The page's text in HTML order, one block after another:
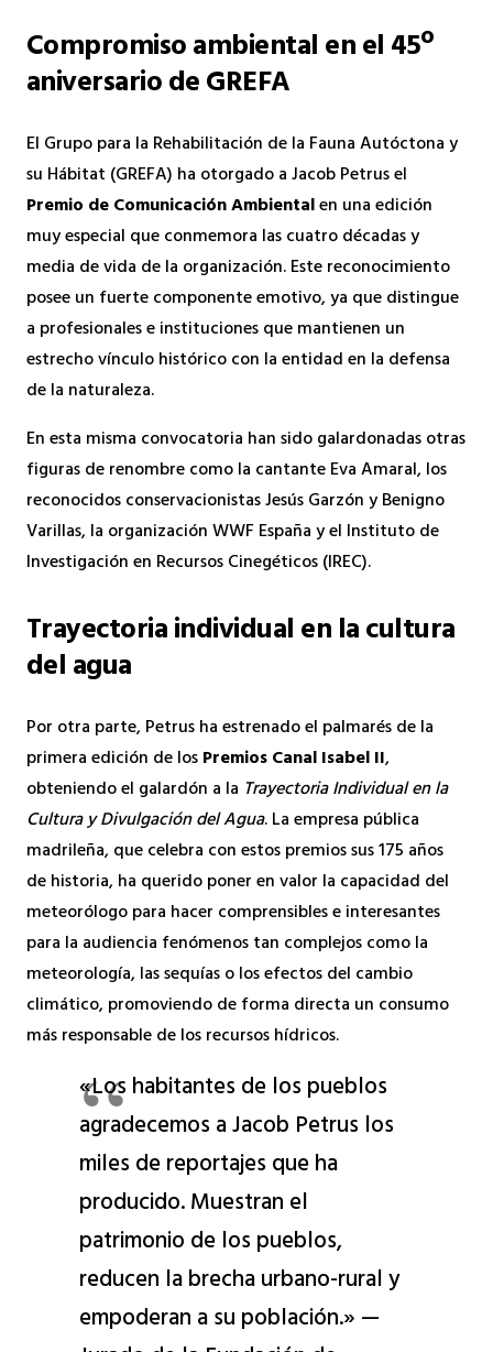
Compromiso ambiental en el 45º
aniversario de GREFA
El Grupo para la Rehabilitación de la Fauna Autóctona y
su Hábitat (GREFA) ha otorgado a Jacob Petrus el
Premio de Comunicación Ambientalen una edición
muy especial que conmemora las cuatro décadas y
media de vida de la organización. Este reconocimiento
posee un fuerte componente emotivo, ya que distingue
a profesionales e instituciones que mantienen un
estrecho vínculo histórico con la entidad en la defensa
de la naturaleza.
En esta misma convocatoria han sido galardonadas otras
figuras de renombre como la cantante Eva Amaral, los
reconocidos conservacionistas Jesús Garzón y Benigno
Varillas, la organización WWF España y el Instituto de
Investigación en Recursos Cinegéticos (IREC).
Trayectoria individual en la cultura
del agua
Por otra parte, Petrus ha estrenado el palmarés de la
primera edición de losPremios Canal Isabel II,
obteniendo el galardón a la Trayectoria Individual en la
Cultura y Divulgación del Agua. La empresa pública
madrileña, que celebra con estos premios sus 175 años
de historia, ha querido poner en valor la capacidad del
meteorólogo para hacer comprensibles e interesantes
para la audiencia fenómenos tan complejos como la
meteorología, las sequías o los efectos del cambio
climático, promoviendo de forma directa un consumo
más responsable de los recursos hídricos.
«Los habitantes de los pueblos
agradecemos a Jacob Petrus los
miles de reportajes que ha
producido. Muestran el
patrimonio de los pueblos,
reducen la brecha urbano-rural y
empoderan a su población.» —